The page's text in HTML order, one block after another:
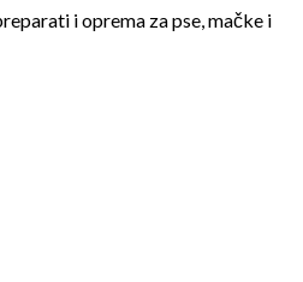
i oprema za pse, mačke i